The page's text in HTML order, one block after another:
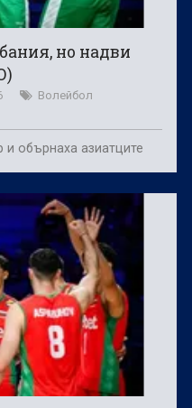
но надви
Волейбол
и обърнаха азиатците